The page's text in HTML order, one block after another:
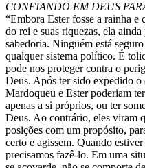
CONFIANDO EM DEUS
“Embora Ester fosse a rainha e
do rei e suas riquezas, ela
sabedoria. Ninguém está
qualquer sistema político. É
pode nos proteger contra o
Deus. Após ter sido expedido o
Mardoqueu e Ester poderiam
apenas a si próprios, ou ter
Deus. Ao contrário, eles viram
posições com um propósito,
certo e agissem. Quando
precisamos fazê-lo. Em uma